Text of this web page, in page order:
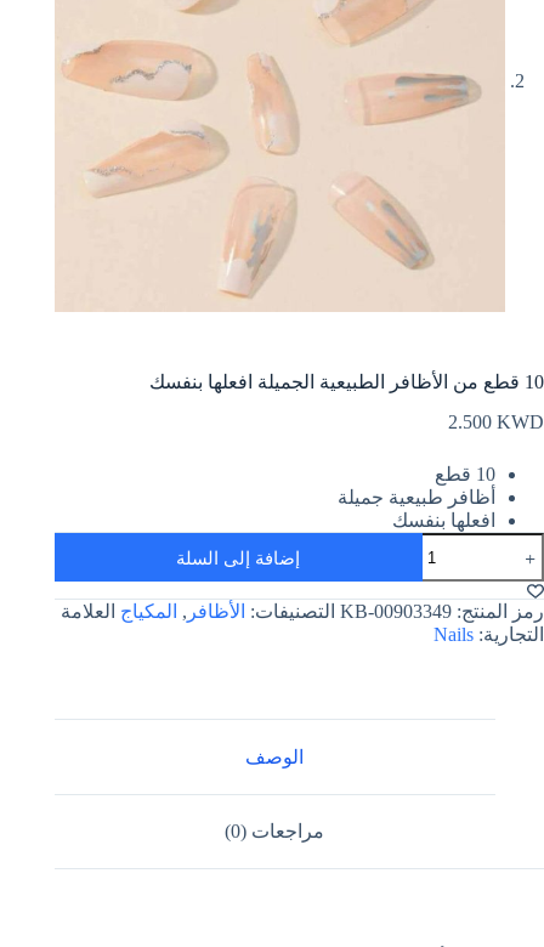
10 قطع من الأظافر الطبيعية الجميلة افعلها بنفسك
2.500 KWD
10 قطع
أظافر طبيعية جميلة
افعلها بنفسك
10
قطع
الأظافر
الطبيعية
بنفسك
إضافة إلى السلة
رمز المنتج: KB-00903349 التصنيفات: الأظافر , المكياج العلامة
التجارية: Nails
الوصف
مراجعات (0)